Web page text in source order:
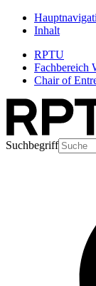
Inhalt
RPTU
Fachbereich
Chair of
Suchbegriff